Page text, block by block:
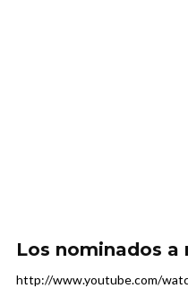
Los nominados a
http://www.youtube.com/